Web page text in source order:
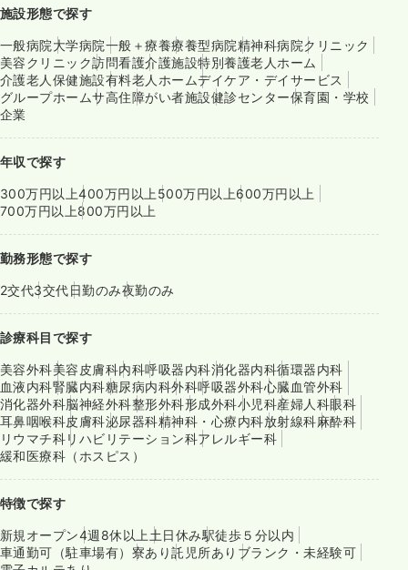
施設形態で探す
一般病院大学病院一般＋療養療養型病院精神科病院クリニック
美容クリニック訪問看護介護施設特別養護老人ホーム
介護老人保健施設有料老人ホームデイケア・デイサービス
グループホームサ高住障がい者施設健診センター保育園・学校
企業
年収で探す
300万円以上400万円以上 500万円以上600万円以上
700万円以上800万円以上
勤務形態で探す
2交代3交代日勤のみ夜勤のみ
診療科目で探す
美容外科美容皮膚科内科呼吸器内科消化器内科循環器内科
血液内科腎臓内科糖尿病内科外科呼吸器外科心臓血管外科
消化器外科脳神経外科整形外科形成外科小児科産婦人科眼科
耳鼻咽喉科皮膚科泌尿器科精神科・心療内科放射線科麻酔科
リウマチ科リハビリテーション科アレルギー科
緩和医療科（ホスピス）
特徴で探す
新規オープン4週8休以上 土日休み駅徒歩５分以内
車通勤可（駐車場有） 寮あり託児所あり ブランク・未経験可